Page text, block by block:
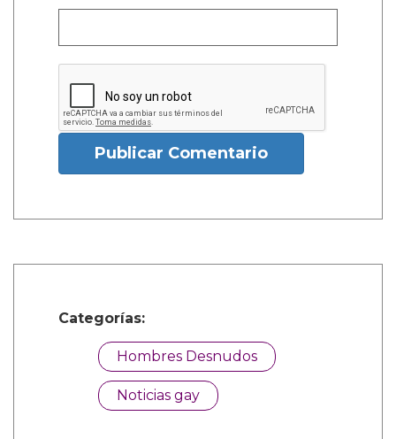
Publicar Comentario
Categorías:
Hombres Desnudos
Noticias gay